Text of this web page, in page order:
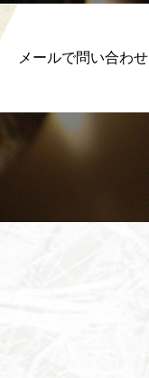
メールで問い合わせ